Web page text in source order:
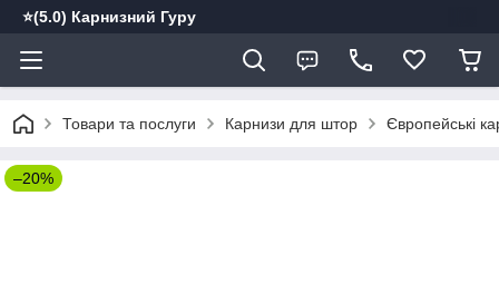
⭐️(5.0) Карнизний Гуру
Товари та послуги Карнизи для штор Європейські
–20%